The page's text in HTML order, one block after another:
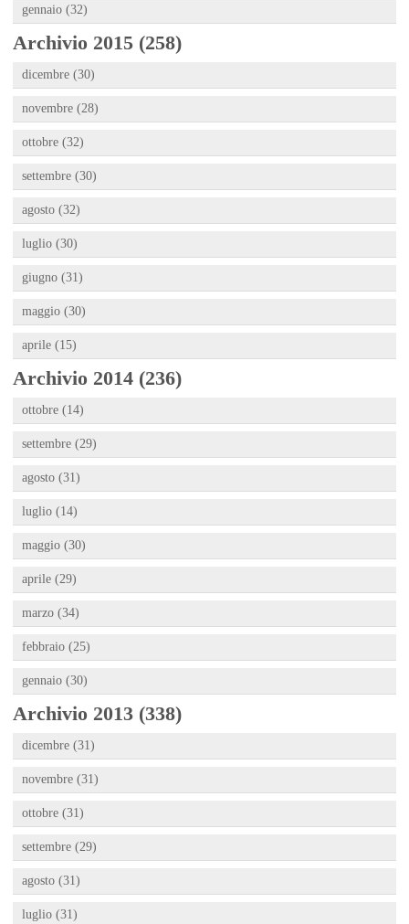
gennaio (32)
Archivio 2015 (258)
dicembre (30)
novembre (28)
ottobre (32)
settembre (30)
agosto (32)
luglio (30)
giugno (31)
maggio (30)
aprile (15)
Archivio 2014 (236)
ottobre (14)
settembre (29)
agosto (31)
luglio (14)
maggio (30)
aprile (29)
marzo (34)
febbraio (25)
gennaio (30)
Archivio 2013 (338)
dicembre (31)
novembre (31)
ottobre (31)
settembre (29)
agosto (31)
luglio (31)